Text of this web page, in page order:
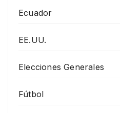
Ecuador
EE.UU.
Elecciones Generales
Fútbol